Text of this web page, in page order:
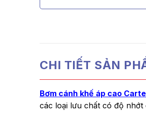
CHI TIẾT SẢN
Bơm cánh khế áp cao
các loại lưu chất có độ